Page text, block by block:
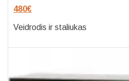
480€
Veidrodis ir staliukas